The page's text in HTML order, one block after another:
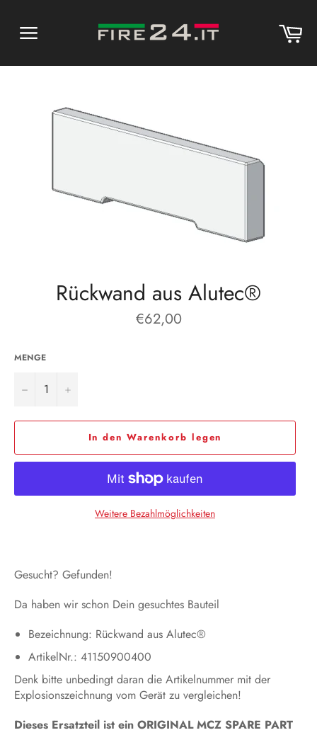
Inhalt
Rückwand aus Alutec®
Normaler
Preis
€62,00
MENGE
− +
In den Warenkorb legen
Weitere Bezahlmöglichkeiten
Gesucht? Gefunden!
Da haben wir schon Dein gesuchtes Bauteil
Bezeichnung: Rückwand aus Alutec®
ArtikelNr.: 41150900400
Denk bitte unbedingt daran die Artikelnummer mit der
Explosionszeichnung vom Gerät zu vergleichen!
Dieses Ersatzteil ist ein ORIGINAL MCZ SPARE PART